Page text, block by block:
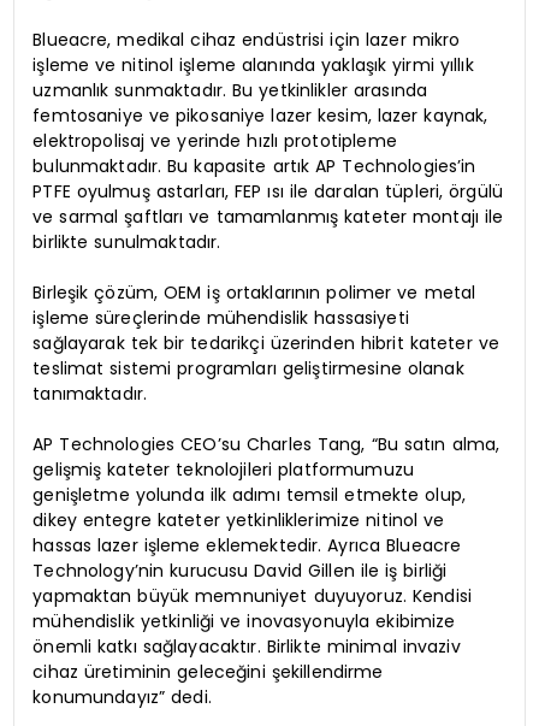
Blueacre, medikal cihaz endüstrisi için lazer mikro
işleme ve nitinol işleme alanında yaklaşık yirmi yıllık
uzmanlık sunmaktadır. Bu yetkinlikler arasında
femtosaniye ve pikosaniye lazer kesim, lazer kaynak,
elektropolisaj ve yerinde hızlı prototipleme
bulunmaktadır. Bu kapasite artık AP Technologies’in
PTFE oyulmuş astarları, FEP ısı ile daralan tüpleri, örgülü
ve sarmal şaftları ve tamamlanmış kateter montajı ile
birlikte sunulmaktadır.
Birleşik çözüm, OEM iş ortaklarının polimer ve metal
işleme süreçlerinde mühendislik hassasiyeti
sağlayarak tek bir tedarikçi üzerinden hibrit kateter ve
teslimat sistemi programları geliştirmesine olanak
tanımaktadır.
AP Technologies CEO’su Charles Tang, “Bu satın alma,
gelişmiş kateter teknolojileri platformumuzu
genişletme yolunda ilk adımı temsil etmekte olup,
dikey entegre kateter yetkinliklerimize nitinol ve
hassas lazer işleme eklemektedir. Ayrıca Blueacre
Technology’nin kurucusu David Gillen ile iş birliği
yapmaktan büyük memnuniyet duyuyoruz. Kendisi
mühendislik yetkinliği ve inovasyonuyla ekibimize
önemli katkı sağlayacaktır. Birlikte minimal invaziv
cihaz üretiminin geleceğini şekillendirme
konumundayız” dedi.